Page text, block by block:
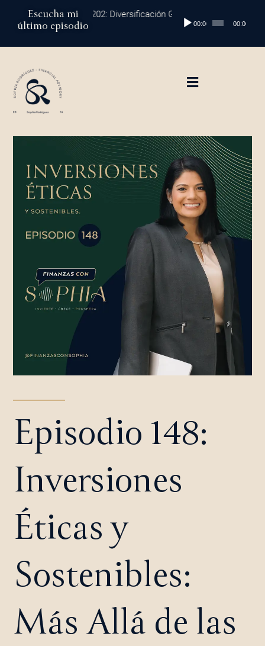
contenido
Escucha mi
último episodio
Episodio 202: Diversificación Global: Protege tu Dinero y
Reproductor
00:00 00:00
Episodio 148:
Inversiones
Éticas y
Sostenibles:
Más Allá de las